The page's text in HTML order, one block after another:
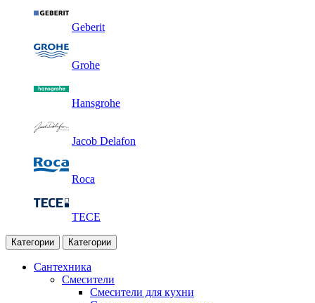
Geberit
Grohe
Hansgrohe
Jacob Delafon
Roca
TECE
Категории Категории
Сантехника
Смесители
Смесители для кухни